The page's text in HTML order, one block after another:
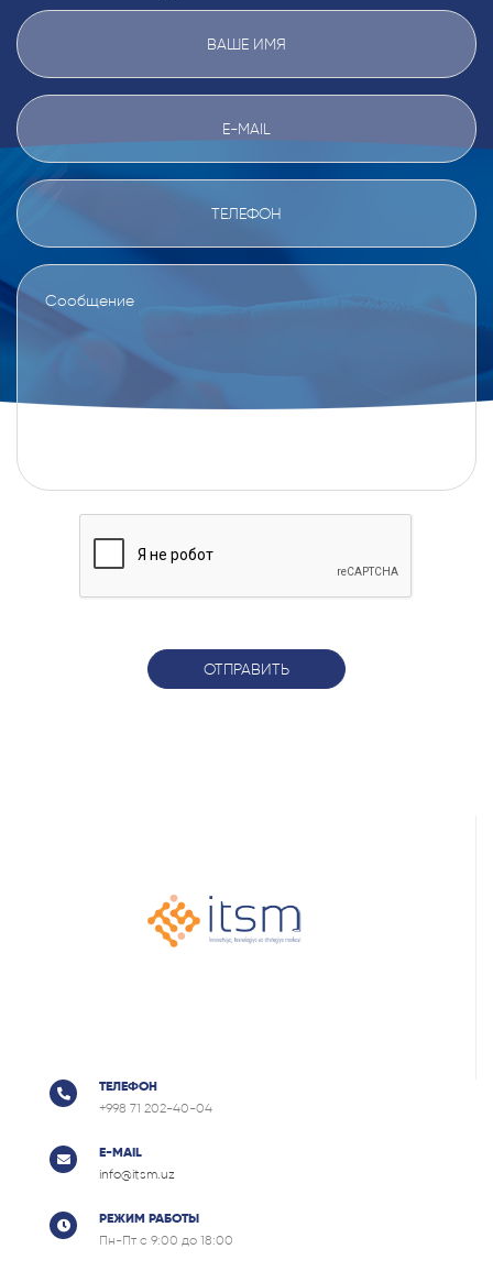
ОТПРАВИТЬ
ТЕЛЕФОН
+998 71 202-40-04
E-MAIL
info@itsm.uz
РЕЖИМ РАБОТЫ
Пн-Пт с 9:00 до 18:00